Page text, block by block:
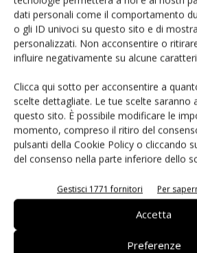
dati personali come il comportamento
o gli ID univoci su questo sito e di
personalizzati. Non acconsentire o
influire negativamente su alcune
Clicca qui sotto per acconsentire a
scelte dettagliate. Le tue scelte saranno
questo sito. È possibile modificare le
momento, compreso il ritiro del
pulsanti della Cookie Policy o cliccando
del consenso nella parte inferiore dello
Gestisci 1771 fornitori Per
Accetta
Preferenze
Facebook Twitter
Ultimissime del 17
Samsung e ASML:
chip
Le ultimissime del
Huawei
mercati senza freni